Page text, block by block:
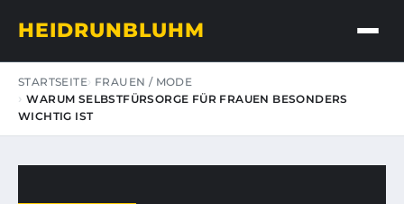
HEIDRUNBLUHM
STARTSEITE FRAUEN / MODE
WARUM SELBSTFÜRSORGE FÜR FRAUEN BESONDERS
WICHTIG IST